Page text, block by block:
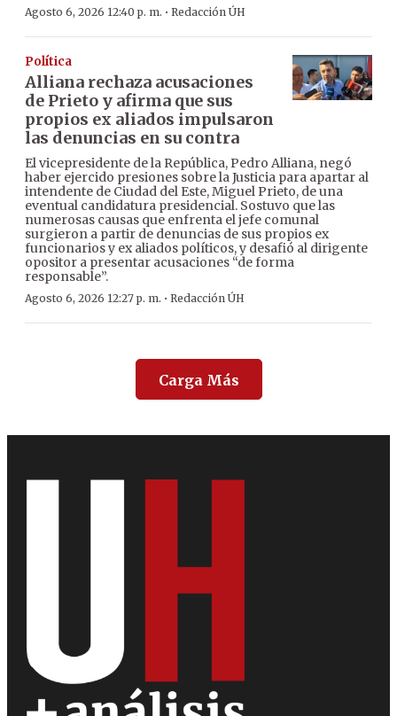
Agosto 6, 2026 12:40 p. m. · Redacción ÚH
Política
Alliana rechaza acusaciones
de Prieto y afirma que sus
propios ex aliados impulsaron
las denuncias en su contra
El vicepresidente de la República, Pedro Alliana, negó
haber ejercido presiones sobre la Justicia para apartar al
intendente de Ciudad del Este, Miguel Prieto, de una
eventual candidatura presidencial. Sostuvo que las
numerosas causas que enfrenta el jefe comunal
surgieron a partir de denuncias de sus propios ex
funcionarios y ex aliados políticos, y desafió al dirigente
opositor a presentar acusaciones “de forma
responsable”.
Agosto 6, 2026 12:27 p. m. · Redacción ÚH
Carga Más